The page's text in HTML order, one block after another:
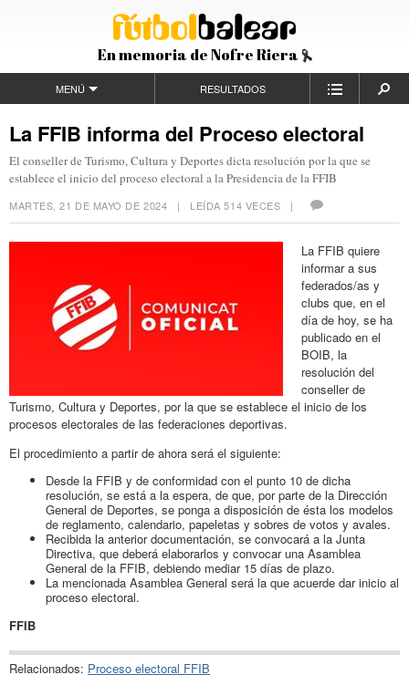
En memoria de Nofre Riera
MENÚ RESULTADOS
La FFIB informa del Proceso electoral
El conseller de Turismo, Cultura y Deportes dicta resolución por la que se
establece el inicio del proceso electoral a la Presidencia de la FFIB
MARTES, 21 DE MAYO DE 2024 | LEÍDA 514 VECES |
La FFIB quiere
informar a sus
federados/as y
clubs que, en el
día de hoy, se ha
publicado en el
BOIB, la
resolución del
conseller de
Turismo, Cultura y Deportes, por la que se establece el inicio de los
procesos electorales de las federaciones deportivas.
El procedimiento a partir de ahora será el siguiente:
Desde la FFIB y de conformidad con el punto 10 de dicha
resolución, se está a la espera, de que, por parte de la Dirección
General de Deportes, se ponga a disposición de ésta los modelos
de reglamento, calendario, papeletas y sobres de votos y avales.
Recibida la anterior documentación, se convocará a la Junta
Directiva, que deberá elaborarlos y convocar una Asamblea
General de la FFIB, debiendo mediar 15 días de plazo.
La mencionada Asamblea General será la que acuerde dar inicio al
proceso electoral.
FFIB
Relacionados: Proceso electoral FFIB